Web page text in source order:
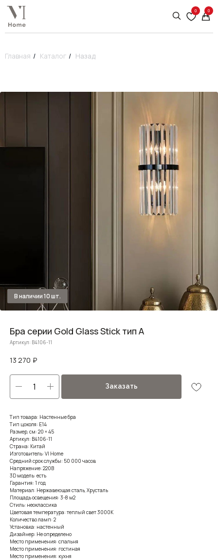
0 0
Главная / Каталог / Назад
Бра серии Gold Glass Stick тип А
Артикул: B4106-11
13 270 ₽
Заказать
Тип товара: Настенные бра
Тип цоколя: E14
Размер, см: 20 × 45
Артикул: B4106-11
Страна: Китай
Изготовитель: VI Home
Средний срок службы: 50 000 часов
Напряжение: 220В
3D модель: есть
Гарантия: 1 год
Материал: Нержавеющая сталь, Хрусталь
Площадь освещения: 3-8 м2
Стиль: неоклассика
Цветовая температура: теплый свет 3000К
Количество ламп: 2
Установка: настенный
Дизайнер: Не определено
Место применения: спальня
Место применения: гостиная
Место применения: кухня